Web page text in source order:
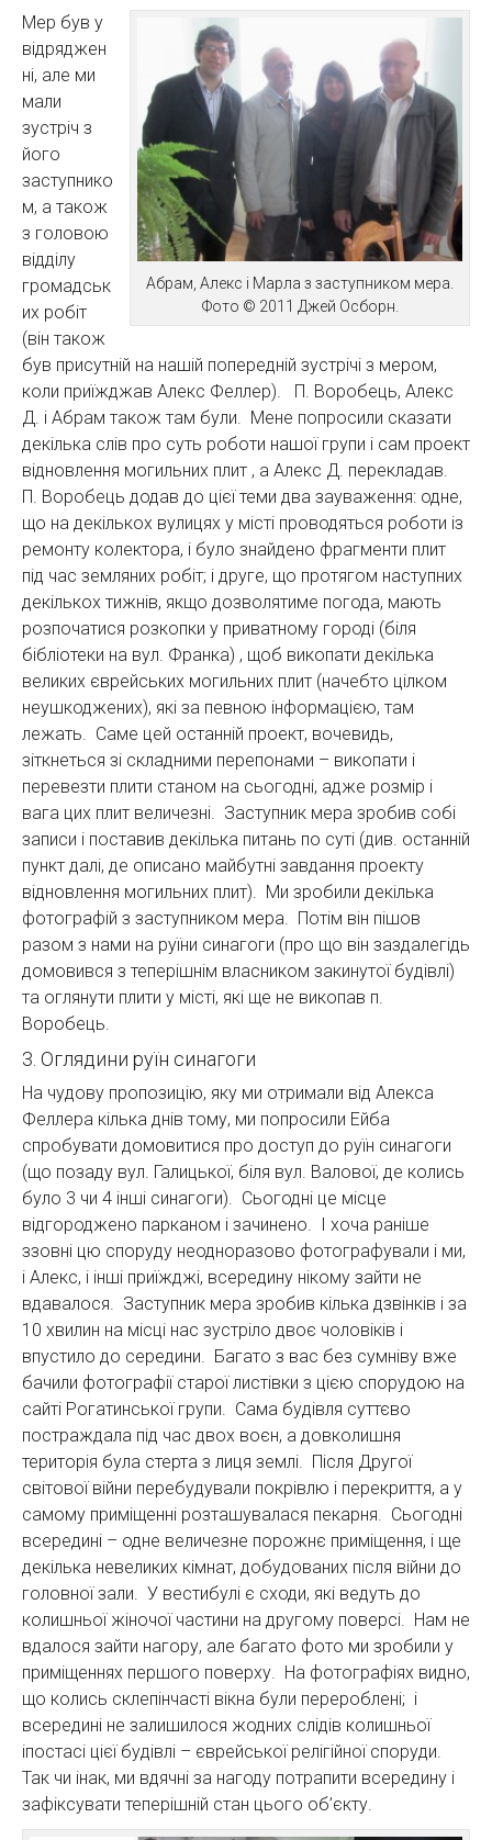
Абрам, Алекс і Марла з заступником мера.
Фото © 2011 Джей Осборн.
Мер був у
відряджен
ні, але ми
мали
зустріч з
його
заступнико
м, а також
з головою
відділу
громадськ
их робіт
(він також
був присутній на нашій попередній зустрічі з мером,
коли приїжджав Алекс Феллер). П. Воробець, Алекс
Д. і Абрам також там були. Мене попросили сказати
декілька слів про суть роботи нашої групи і сам проект
відновлення могильних плит , а Алекс Д. перекладав.
П. Воробець додав до цієї теми два зауваження: одне,
що на декількох вулицях у місті проводяться роботи із
ремонту колектора, і було знайдено фрагменти плит
під час земляних робіт; і друге, що протягом наступних
декількох тижнів, якщо дозволятиме погода, мають
розпочатися розкопки у приватному городі (біля
бібліотеки на вул. Франка) , щоб викопати декілька
великих єврейських могильних плит (начебто цілком
неушкоджених), які за певною інформацією, там
лежать. Саме цей останній проект, вочевидь,
зіткнеться зі складними перепонами – викопати і
перевезти плити станом на сьогодні, адже розмір і
вага цих плит величезні. Заступник мера зробив собі
записи і поставив декілька питань по суті (див. останній
пункт далі, де описано майбутні завдання проекту
відновлення могильних плит). Ми зробили декілька
фотографій з заступником мера. Потім він пішов
разом з нами на руїни синагоги (про що він заздалегідь
домовився з теперішнім власником закинутої будівлі)
та оглянути плити у місті, які ще не викопав п.
Воробець.
3. Оглядини руїн синагоги
На чудову пропозицію, яку ми отримали від Алекса
Феллера кілька днів тому, ми попросили Ейба
спробувати домовитися про доступ до руїн синагоги
(що позаду вул. Галицької, біля вул. Валової, де колись
було 3 чи 4 інші синагоги). Сьогодні це місце
відгороджено парканом і зачинено. І хоча раніше
ззовні цю споруду неодноразово фотографували і ми,
і Алекс, і інші приїжджі, всередину нікому зайти не
вдавалося. Заступник мера зробив кілька дзвінків і за
10 хвилин на місці нас зустріло двоє чоловіків і
впустило до середини. Багато з вас без сумніву вже
бачили фотографії старої листівки з цією спорудою на
сайті Рогатинської групи. Сама будівля суттєво
постраждала під час двох воєн, а довколишня
територія була стерта з лиця землі. Після Другої
світової війни перебудували покрівлю і перекриття, а у
самому приміщенні розташувалася пекарня. Сьогодні
всередині – одне величезне порожнє приміщення, і ще
декілька невеликих кімнат, добудованих після війни до
головної зали. У вестибулі є сходи, які ведуть до
колишньої жіночої частини на другому поверсі. Нам не
вдалося зайти нагору, але багато фото ми зробили у
приміщеннях першого поверху. На фотографіях видно,
що колись склепінчасті вікна були перероблені; і
всередині не залишилося жодних слідів колишньої
іпостасі цієї будівлі – єврейської релігійної споруди.
Так чи інак, ми вдячні за нагоду потрапити всередину і
зафіксувати теперішній стан цього об’єкту.